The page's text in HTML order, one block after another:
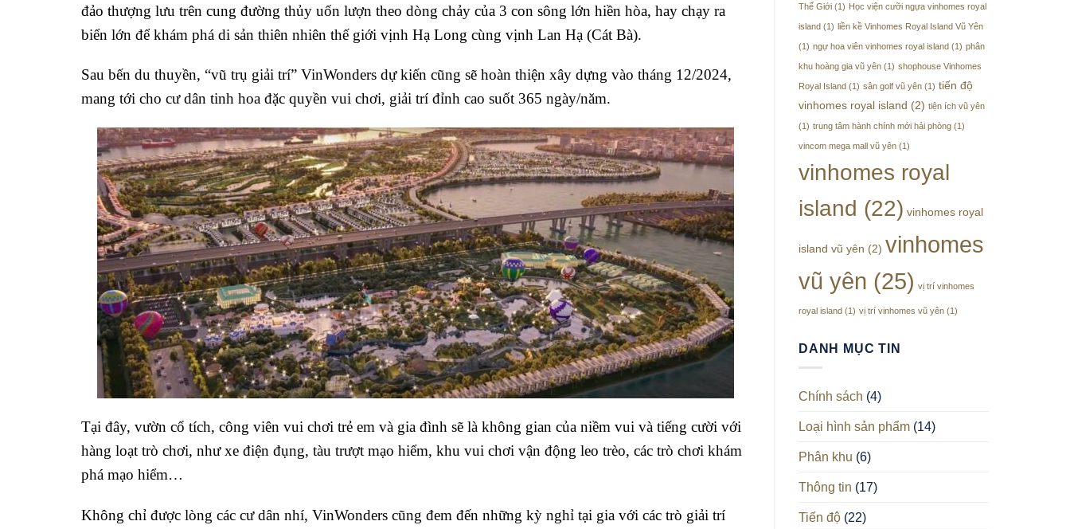
đảo thượng lưu trên cung đường thủy uốn lượn theo dòng chảy của 3 con sông lớn hiền hòa, hay chạy ra
biển lớn để khám phá di sản thiên nhiên thế giới vịnh Hạ Long cùng vịnh Lan Hạ (Cát Bà).
Sau bến du thuyền, “vũ trụ giải trí” VinWonders dự kiến cũng sẽ hoàn thiện xây dựng vào tháng 12/2024,
mang tới cho cư dân tinh hoa đặc quyền vui chơi, giải trí đỉnh cao suốt 365 ngày/năm.
Tại đây, vườn cổ tích, công viên vui chơi trẻ em và gia đình sẽ là không gian của niềm vui và tiếng cười với
hàng loạt trò chơi, như xe điện đụng, tàu trượt mạo hiểm, khu vui chơi vận động leo trèo, các trò chơi khám
phá mạo hiểm…
Không chỉ được lòng các cư dân nhí, VinWonders cũng đem đến những kỳ nghỉ tại gia với các trò giải trí
biệt
thự
Gia
Vinhomes
Vũ
Thế Giới (1) Học viện cưỡi ngựa vinhomes royal
island (1) liền kề Vinhomes Royal Island Vũ Yên
(1) ngự hoa viên vinhomes royal island (1) phân
khu hoàng gia vũ yên (1) shophouse Vinhomes
Royal Island (1) sân golf vũ yên (1) tiến độ
vinhomes royal island (2) tiện ích vũ yên
(1) trung tâm hành chính mới hải phòng (1)
vincom mega mall vũ yên (1)
vinhomes royal
island (22) vinhomes royal
island vũ yên (2) vinhomes
vũ yên (25) vị trí vinhomes
royal island (1) vị trí vinhomes vũ yên (1)
DANH MỤC TIN
Chính sách (4)
Loại hình sản phẩm (14)
Phân khu (6)
Thông tin (17)
Tiến độ (22)